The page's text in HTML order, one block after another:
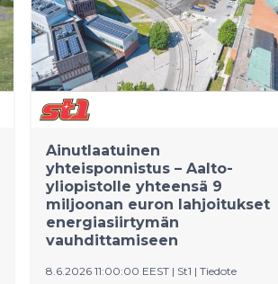
myymälän uudistaminen
valikoimaltaan laajemmaksi S-
marketiksi. Sähköautoja ladataan
tulevaisuudessa jättikentällä, jossa
aseman kokonaisteho nousee
massiiviseen kolmeen megawattiin.
Ainutlaatuinen
yhteisponnistus – Aalto-
yliopistolle yhteensä 9
miljoonan euron lahjoitukset
energiasiirtymän
vauhdittamiseen
8.6.2026 11:00:00 EEST | St1 | Tiedote